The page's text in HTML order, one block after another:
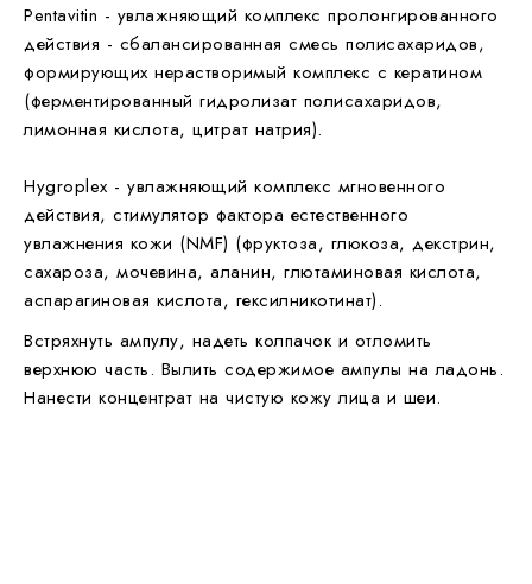
Pentavitin - увлажняющий комплекс пролонгированного
действия - сбалансированная смесь полисахаридов,
формирующих нерастворимый комплекс с кератином
(ферментированный гидролизат полисахаридов,
лимонная кислота, цитрат натрия).
Hygroplex - увлажняющий комплекс мгновенного
действия, стимулятор фактора естественного
увлажнения кожи (NMF) (фруктоза, глюкоза, декстрин,
сахароза, мочевина, аланин, глютаминовая кислота,
аспарагиновая кислота, гексилникотинат).
Встряхнуть ампулу, надеть колпачок и отломить
верхнюю часть. Вылить содержимое ампулы на ладонь.
Нанести концентрат на чистую кожу лица и шеи.